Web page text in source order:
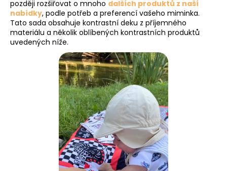
později rozšiřovat o mnoho dalších produktů z naší
nabídky, podle potřeb a preferencí vašeho miminka.
Tato sada obsahuje kontrastní deku z příjemného
materiálu a několik oblíbených kontrastních produktů
uvedených níže.